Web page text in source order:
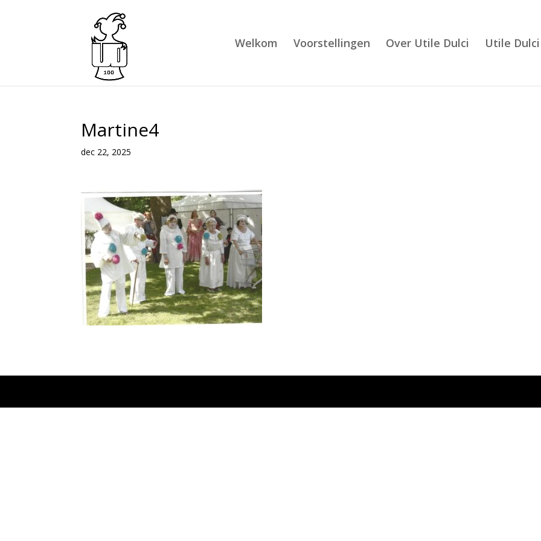
Welkom Voorstellingen Over Utile Dulci Utile
Martine4
dec 22, 2025